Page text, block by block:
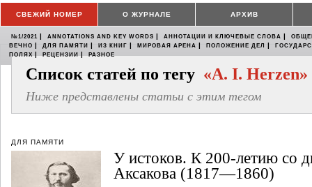
СВЕЖИЙ НОМЕР О ЖУРНАЛЕ АРХИВ
№1/2021 | ANNOTATIONS AND KEY WORDS | АННОТАЦИИ И КЛЮЧЕВЫЕ СЛОВА |
ВЕЧНО | ДЛЯ ПАМЯТИ | ИЗ КНИГ | МИРОВАЯ АРЕНА | ПОЛОЖЕНИЕ ДЕЛ |
ПОЛЯХ | РЕЦЕНЗИИ | РАЗНОЕ
Список статей по тегу «A. I. Herzen»
Ниже представлены статьи с этим тегом
ДЛЯ ПАМЯТИ
У истоков. К 200-летию со
Аксакова (1817—1860)